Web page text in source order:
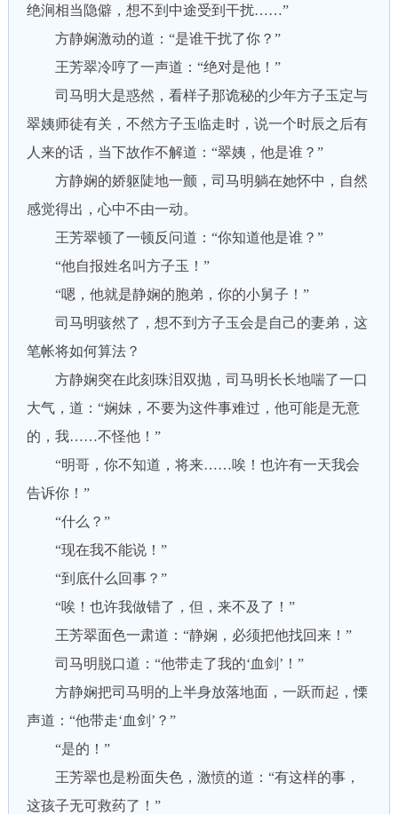
绝涧相当隐僻，想不到中途受到干扰……”
方静娴激动的道：“是谁干扰了你？”
王芳翠冷哼了一声道：“绝对是他！”
司马明大是惑然，看样子那诡秘的少年方子玉定与
翠姨师徒有关，不然方子玉临走时，说一个时辰之后有
人来的话，当下故作不解道：“翠姨，他是谁？”
方静娴的娇躯陡地一颤，司马明躺在她怀中，自然
感觉得出，心中不由一动。
王芳翠顿了一顿反问道：“你知道他是谁？”
“他自报姓名叫方子玉！”
“嗯，他就是静娴的胞弟，你的小舅子！”
司马明骇然了，想不到方子玉会是自己的妻弟，这
笔帐将如何算法？
方静娴突在此刻珠泪双抛，司马明长长地喘了一口
大气，道：“娴妹，不要为这件事难过，他可能是无意
的，我……不怪他！”
“明哥，你不知道，将来……唉！也许有一天我会
告诉你！”
“什么？”
“现在我不能说！”
“到底什么回事？”
“唉！也许我做错了，但，来不及了！”
王芳翠面色一肃道：“静娴，必须把他找回来！”
司马明脱口道：“他带走了我的‘血剑’！”
方静娴把司马明的上半身放落地面，一跃而起，慄
声道：“他带走‘血剑’？”
“是的！”
王芳翠也是粉面失色，激愤的道：“有这样的事，
这孩子无可救药了！”